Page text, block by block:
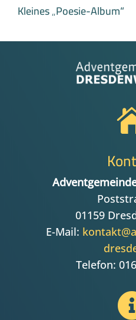
Kleines „Poesie-Album“
01159
E-Mail:
Telefon: